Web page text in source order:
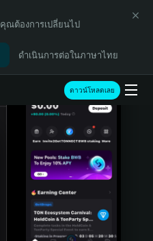
คุณต้องการเปลี่ยนไป
ดำเนินการต่อในภาษาไทย
ดาวน์โหลดเลย